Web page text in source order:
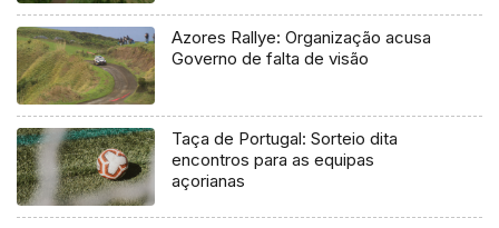
Azores Rallye: Organização acusa
Governo de falta de visão
Taça de Portugal: Sorteio dita
encontros para as equipas
açorianas